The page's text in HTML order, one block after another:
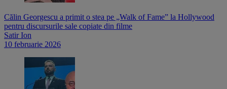
Călin Georgescu a primit o stea pe „Walk of Fame” la Hollywood
pentru discursurile sale copiate din filme
Satir Ion
10 februarie 2026